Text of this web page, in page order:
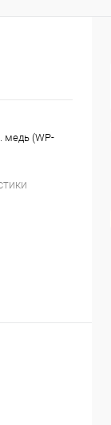
медь (WP-